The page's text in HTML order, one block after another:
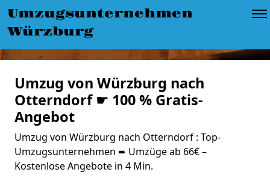
Umzugsunternehmen
Würzburg
Umzug von Würzburg nach
Otterndorf ☛ 100 % Gratis-
Angebot
Umzug von Würzburg nach Otterndorf : Top-
Umzugsunternehmen ➨ Umzüge ab 66€ –
Kostenlose Angebote in 4 Min.